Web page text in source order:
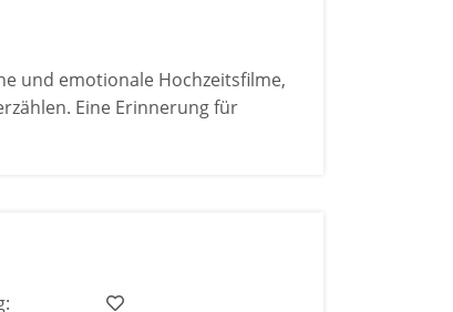
und emotionale Hochzeitsfilme,
Eine Erinnerung für